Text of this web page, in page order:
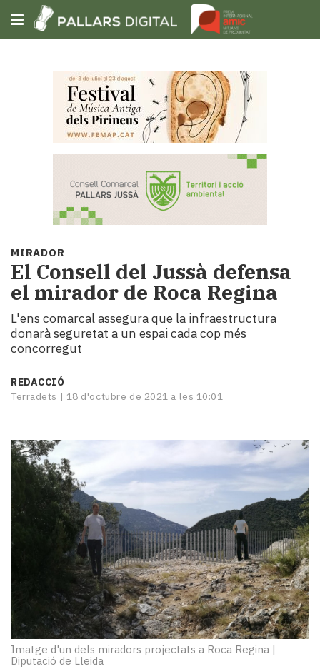
Subscriu-t'hi
Portada
Societat
Política
i
municipis
Economia
i
turisme
Esports
Mai
i
mitjans
temps
Reportatges
Entrevistes
Enquestes
la
teva!
Subscriptors
La
MIRADOR
El Consell del Jussà defensa
el mirador de Roca Regina
L'ens comarcal assegura que la infraestructura
donarà seguretat a un espai cada cop més
concorregut
REDACCIÓ
Terradets | 18 d'octubre de 2021 a les 10:01
Imatge d'un dels miradors projectats a Roca Regina |
Diputació de Lleida